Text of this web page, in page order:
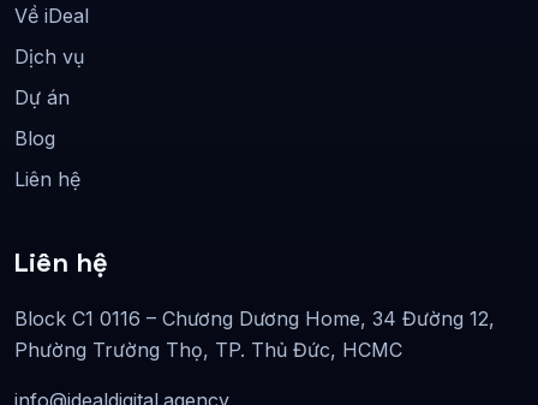
Về iDeal
Dịch vụ
Dự án
Blog
Liên hệ
Liên hệ
Block C1 0116 – Chương Dương Home, 34 Đường 12,
Phường Trường Thọ, TP. Thủ Đức, HCMC
info@idealdigital.agency